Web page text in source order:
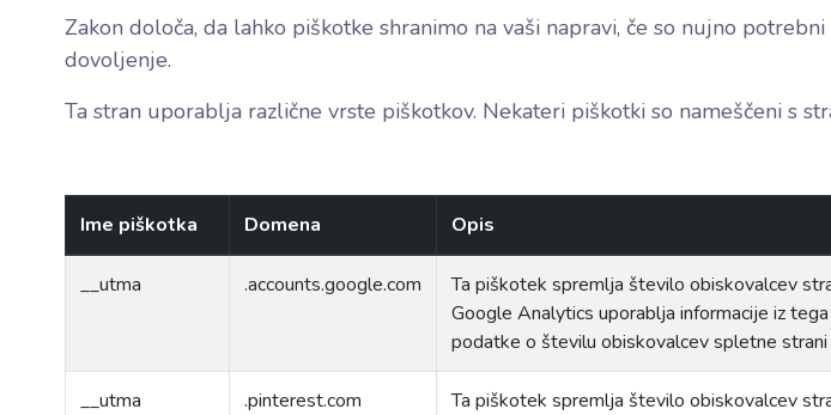
Zakon določa, da lahko piškotke shranimo na vaši napravi, če so nujno
dovoljenje.
Ta stran uporablja različne vrste piškotkov. Nekateri piškotki so nameščeni s
Ime piškotka Domena Opis
__utma .accounts.google.com
Ta piškotek spremlja število obiskovalcev
Google Analytics uporablja informacije iz
podatke o številu obiskovalcev spletne
__utma .pinterest.com
Ta piškotek spremlja število obiskovalcev